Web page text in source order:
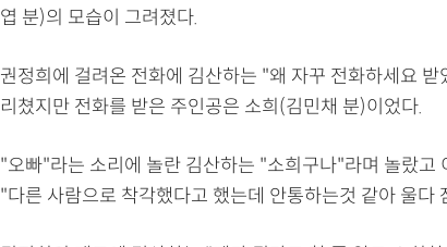
엽 분)의 모습이 그려졌다.
권정희에 걸려온 전화에 김산하는 "왜 자꾸 전화하세요
리쳤지만 전화를 받은 주인공은 소희(김민채 분)이었다.
"오빠"라는 소리에 놀란 김산하는 "소희구나"라며 놀랐고
"다른 사람으로 착각했다고 했는데 안통하는것 같아 울다